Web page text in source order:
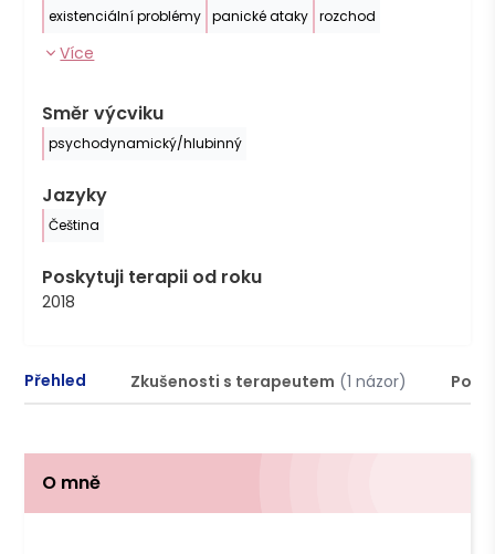
existenciální problémy panické ataky rozchod
Více
Směr výcviku
psychodynamický/hlubinný
Jazyky
Čeština
Poskytuji terapii od roku
2018
Přehled Zkušenosti s terapeutem (1 názor)
O mně